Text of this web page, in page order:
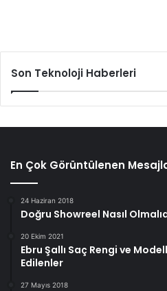
Son Teknoloji Haberleri
En Çok Görüntülenen
24 Haziran 2018
Doğru Showreel Nasıl
20 Ekim 2021
Ebru Şallı Saç Rengi ve
Edilenler
27 Mayıs 2018